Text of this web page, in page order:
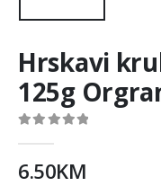
Hrskavi
125g
6.50KM